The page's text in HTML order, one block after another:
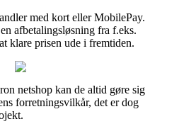
med kort eller MobilePay.
afbetalingsløsning fra f.eks.
klare prisen ude i fremtiden.
netshop kan de altid gøre sig
forretningsvilkår, det er dog